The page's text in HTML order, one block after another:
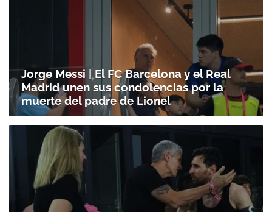
Jorge Messi | El FC Barcelona y el Real
Madrid unen sus condolencias por la
muerte del padre de Lionel